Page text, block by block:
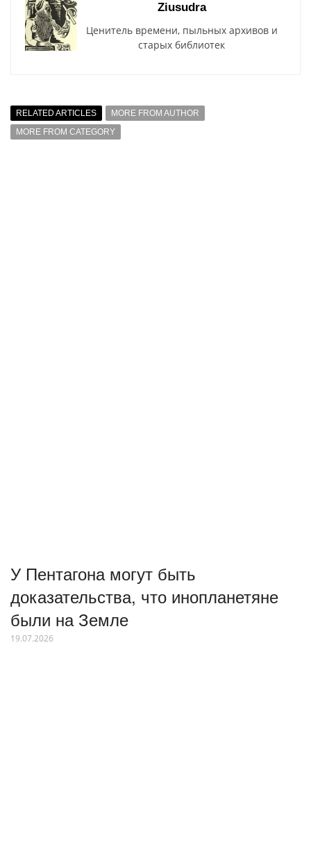
Ziusudra
Ценитель времени, пыльных архивов и
старых библиотек
RELATED ARTICLES
MORE FROM AUTHOR
MORE FROM CATEGORY
У Пентагона могут быть
доказательства, что инопланетяне
были на Земле
19.07.2026